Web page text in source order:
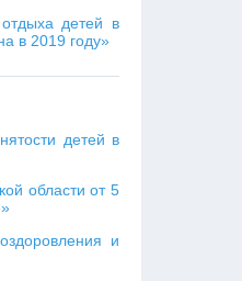
детей в
в 2019 году»
детей в
области от 5
и